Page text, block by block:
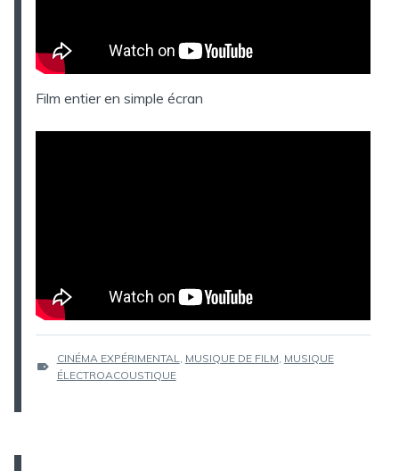
Film entier en simple écran
ÉTIQUETTES :
CINÉMA EXPÉRIMENTAL MUSIQUE DE FILM MUSIQUE
ÉLECTROACOUSTIQUE